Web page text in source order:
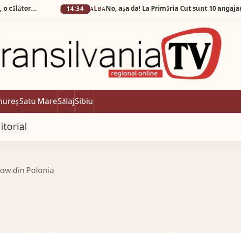
o călătorie spre inima de piatră și verdeață a Apusenilor. 14:34 ALBANo, așa da! La Primăria Cut sunt 10 angajați și 38 de
Satu MareSălajSibiu
din Polonia